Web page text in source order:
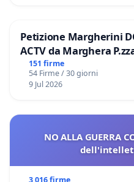
Petizione Margherini
ACTV da Marghera
Marco Polo tariffa a €
151 firme
54 Firme / 30 giorni
9 Jul 2026
NO ALLA GUERRA
3 016 firme